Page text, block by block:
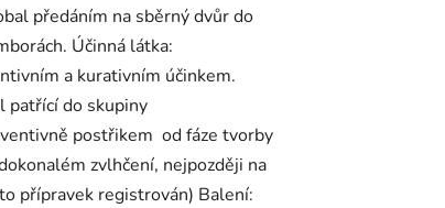
předáním na sběrný dvůr do
Účinná látka:
a kurativním účinkem.
patřící do skupiny
postřikem od fáze tvorby
zvlhčení, nejpozději na
přípravek registrován) Balení: